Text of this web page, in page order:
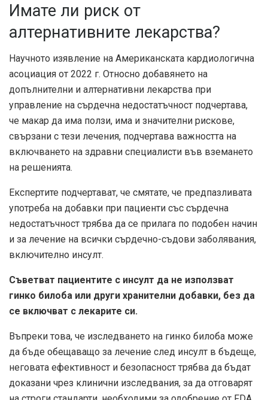
Имате ли риск от
алтернативните лекарства?
Научното изявление на Американската кардиологична
асоциация от 2022 г. Относно добавянето на
допълнителни и алтернативни лекарства при
управление на сърдечна недостатъчност подчертава,
че макар да има ползи, има и значителни рискове,
свързани с тези лечения, подчертава важността на
включването на здравни специалисти във вземането
на решенията.
Експертите подчертават, че смятате, че предпазливата
употреба на добавки при пациенти със сърдечна
недостатъчност трябва да се прилага по подобен начин
и за лечение на всички сърдечно-съдови заболявания,
включително инсулт.
Съветват пациентите с инсулт да не използват
гинко билоба или други хранителни добавки, без да
се включват с лекарите си.
Въпреки това, че изследването на гинко билоба може
да бъде обещаващо за лечение след инсулт в бъдеще,
неговата ефективност и безопасност трябва да бъдат
доказани чрез клинични изследвания, за да отговарят